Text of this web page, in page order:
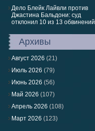
Дело Блейк Лайвли против
Джастина Бальдони: суд
отклонил 10 из 13 обвинений
Архивы
Август 2026 (21)
Июль 2026 (79)
Июнь 2026 (56)
Май 2026 (107)
Апрель 2026 (108)
Март 2026 (123)